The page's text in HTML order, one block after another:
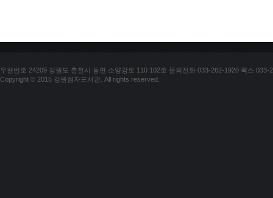
우편번호 24209 강원도 춘천시 동면 소양강로 110 102호 문의전화 033-262-1920 팩스 033-
Copyright © 2015 강원점자도서관. All rights reserved.